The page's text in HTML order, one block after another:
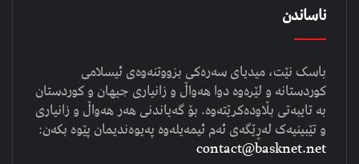
ناساندن
باسک نێت، میدیای سەرەکی بزووتنەوەی ئیسلامی
کوردستانە و لێرەوە دوا هەواڵ و زانیاری جیهان و کوردستان
بە تایبەتی بڵاودەکرێتەوە. بۆ گەیاندنی هەر هەواڵ و زانیاری
و تێبینیەک لەڕێگەی ئەم ئیمەیلەوە پەیوەندیمان پێوە بکەن:
contact@basknet.net